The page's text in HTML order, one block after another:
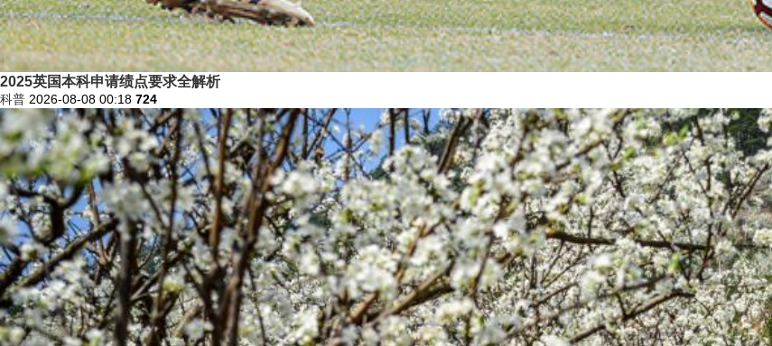
2025英国本科申请绩点要求全解析
科普 2026-08-08 00:18 724